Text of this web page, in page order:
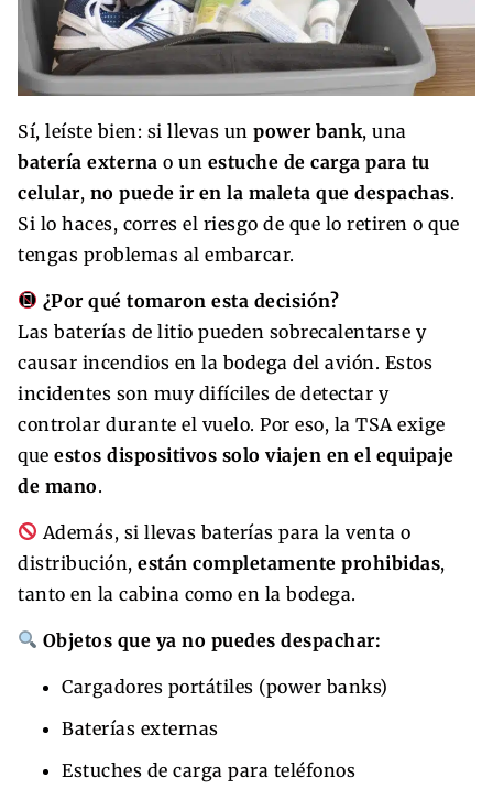
Sí, leíste bien: si llevas un power bank, una
batería externa o un estuche de carga para tu
celular, no puede ir en la maleta que despachas.
Si lo haces, corres el riesgo de que lo retiren o que
tengas problemas al embarcar.
¿Por qué tomaron esta decisión?
Las baterías de litio pueden sobrecalentarse y
causar incendios en la bodega del avión. Estos
incidentes son muy difíciles de detectar y
controlar durante el vuelo. Por eso, la TSA exige
que estos dispositivos solo viajen en el equipaje
de mano.
Además, si llevas baterías para la venta o
distribución, están completamente prohibidas,
tanto en la cabina como en la bodega.
Objetos que ya no puedes despachar:
Cargadores portátiles (power banks)
Baterías externas
Estuches de carga para teléfonos